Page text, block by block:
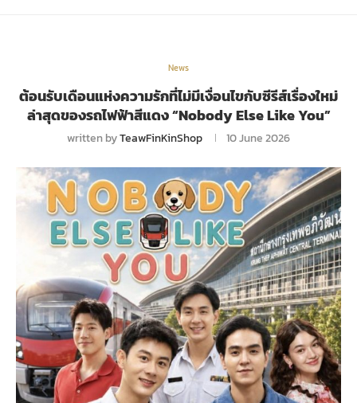
News
ต้อนรับเดือนแห่งความรักที่ไม่มีเงื่อนไขกับซีรีส์เรื่องใหม่
ล่าสุดของรถไฟฟ้าสีแดง “Nobody Else Like You”
written byTeawFinKinShop 10 June 2026